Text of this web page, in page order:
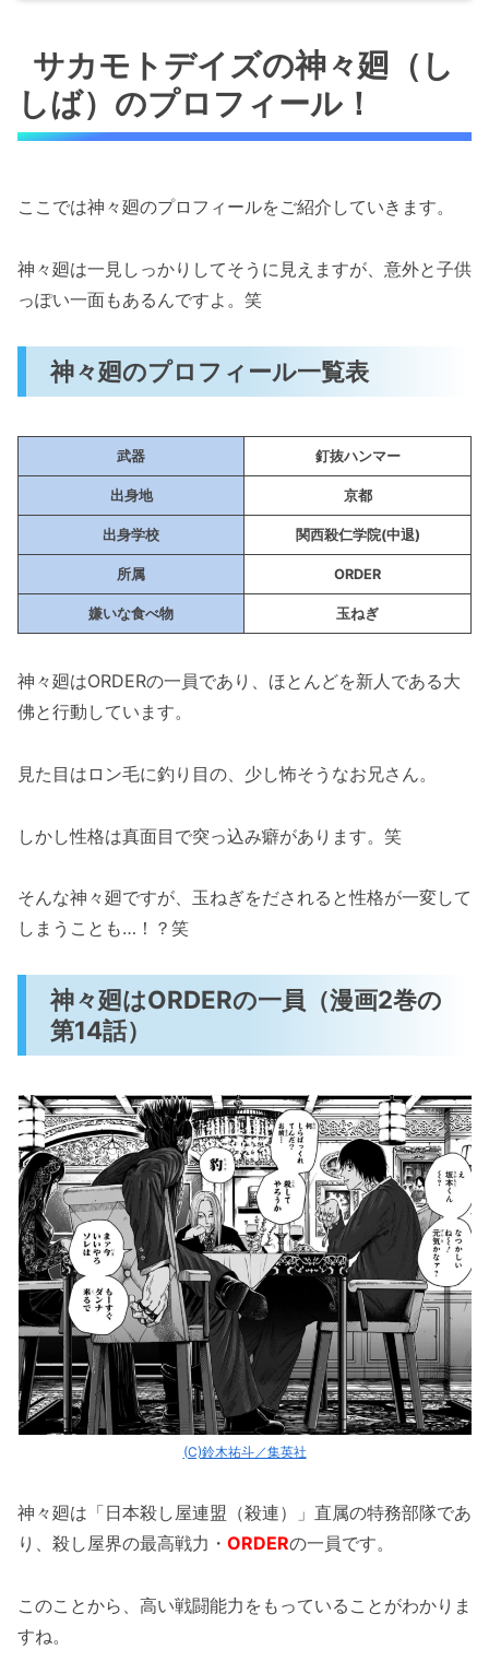
ール！
神々廻のプロフィール一覧表
神々廻はORDERの一員（漫画2巻の第14
神々廻は玉ねぎが絡むとご乱心（漫画2巻
サカモトデイズの神々廻（ししば）の強さや武
神々廻の武器は釘抜きハンマー（漫画4巻
の26話）
（漫画9巻の78話）
本気の時は釘抜きハンマー二刀流（漫画12
巻の第100話）
サカモトデイズの神々廻（ししば）の戦績！
鹿島の首をねじる（漫画4巻の第26話）
神々廻はかつて四ツ村に敗北していた（漫
四ツ村の妻・慈乃に後ろを取られる（漫画
過去に神々廻が四ツ村の刺客となる（漫画
神々廻が四ツ村を撃破（漫画12巻の第100
「サカモトデイズの神々廻（ししば）の強さや
性格、プロフィールを紹介！」まとめ
サカモトデイズの神々廻（し
しば）のプロフィール！
ここでは神々廻のプロフィールをご紹介していきます。
神々廻は一見しっかりしてそうに見えますが、意外と子供
っぽい一面もあるんですよ。笑
神々廻のプロフィール一覧表
武器 釘抜ハンマー
出身地 京都
出身学校 関西殺仁学院(中退)
所属 ORDER
嫌いな食べ物 玉ねぎ
神々廻はORDERの一員であり、ほとんどを新人である大
佛と行動しています。
見た目はロン毛に釣り目の、少し怖そうなお兄さん。
しかし性格は真面目で突っ込み癖があります。笑
そんな神々廻ですが、玉ねぎをだされると性格が一変して
しまうことも…！？笑
神々廻はORDERの一員（漫画2巻の
第14話）
(C)鈴木祐斗／集英社
神々廻は「日本殺し屋連盟（殺連）」直属の特務部隊であ
り、殺し屋界の最高戦力・ ORDERの一員です。
このことから、高い戦闘能力をもっていることがわかりま
すね。